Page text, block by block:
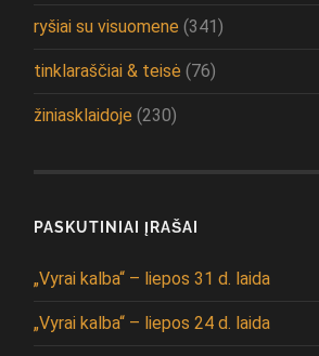
ryšiai su visuomene (341)
tinklaraščiai & teisė (76)
žiniasklaidoje (230)
PASKUTINIAI ĮRAŠAI
„Vyrai kalba“ – liepos 31 d. laida
„Vyrai kalba“ – liepos 24 d. laida